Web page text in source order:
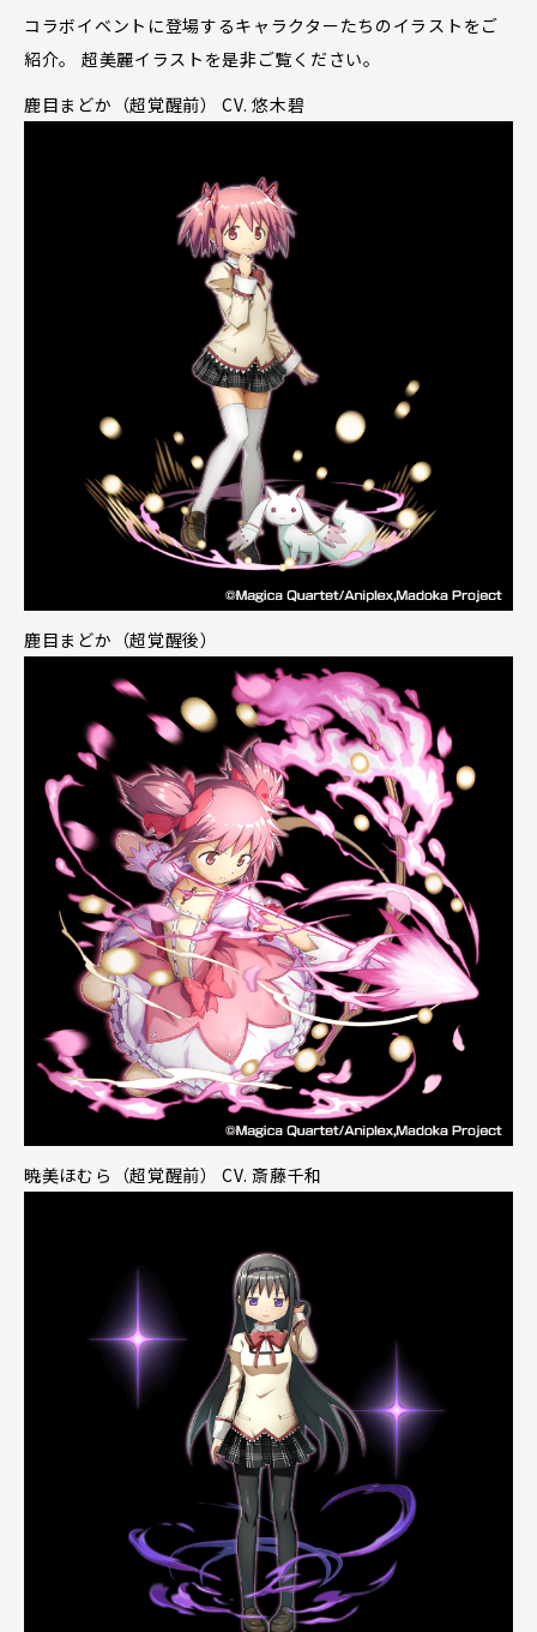
コラボイベントに登場するキャラクターたちのイラストをご
紹介。 超美麗イラストを是非ご覧ください。
鹿目まどか（超覚醒前） CV. 悠木碧
鹿目まどか（超覚醒後）
暁美ほむら（超覚醒前） CV. 斎藤千和